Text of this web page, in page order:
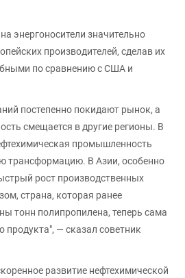
энергоносители значительно
производителей, сделав их
по сравнению с США и
постепенно покидают рынок, а
смещается в другие регионы. В
промышленность
трансформацию. В Азии, особенно
рост производственных
страна, которая ранее
тонн полипропилена, теперь сама
продукта", — сказал советник
развитие нефтехимической